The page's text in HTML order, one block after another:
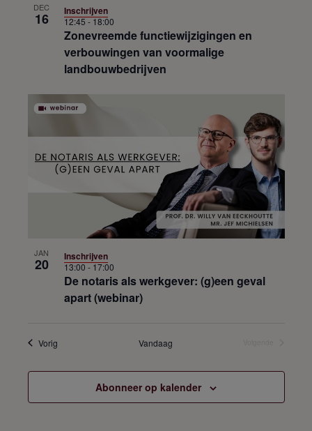
DEC
16
Zonevreemde functiewijzigingen en
verbouwingen van voormalige
landbouwbedrijven
12:45-18:00
Inschrijven
JAN
20
De notaris als werkgever: (g)een geval
apart (webinar)
13:00-17:00
Inschrijven
VorigOpleidingen Vandaag
Abonneer op kalender